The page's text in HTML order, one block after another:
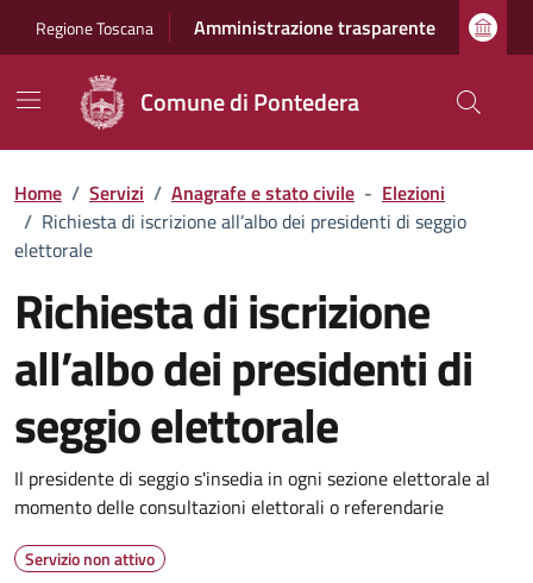
Regione Toscana Amministrazione trasparente
Comune di Pontedera
Home / Servizi / Anagrafe e stato civile - Elezioni
/ Richiesta di iscrizione all’albo dei presidenti di seggio
elettorale
Richiesta di iscrizione
all’albo dei presidenti di
seggio elettorale
Dettagli del servizio
Il presidente di seggio s'insedia in ogni sezione elettorale al
momento delle consultazioni elettorali o referendarie
Servizio non attivo